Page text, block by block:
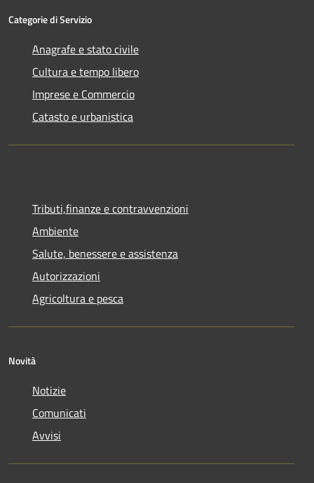
Categorie di Servizio
Anagrafe e stato civile
Cultura e tempo libero
Imprese e Commercio
Catasto e urbanistica
Tributi,finanze e contravvenzioni
Ambiente
Salute, benessere e assistenza
Autorizzazioni
Agricoltura e pesca
Novità
Notizie
Comunicati
Avvisi